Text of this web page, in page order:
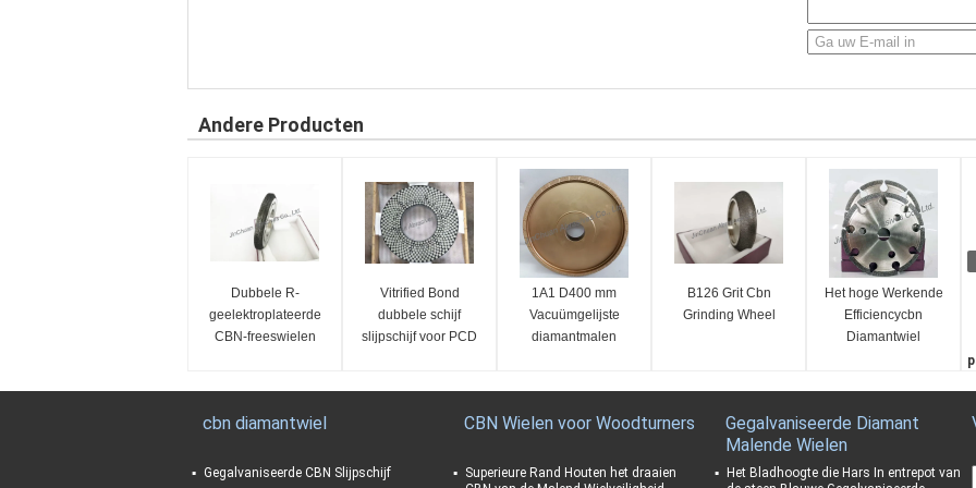
Andere Producten
Dubbele R-
geelektroplateerde
CBN-freeswielen
Vitrified Bond
dubbele schijf
slijpschijf voor PCD
1A1 D400 mm
Vacuümgelijste
diamantmalen
B126 Grit Cbn
Grinding Wheel
Het hoge Werkende
Efficiencycbn
Diamantwiel
cbn diamantwiel
Gegalvaniseerde CBN Slijpschijf
CBN Wielen voor Woodturners
Superieure Rand Houten het draaien
Gegalvaniseerde Diamant
Malende Wielen
Het Bladhoogte die Hars In entrepot van